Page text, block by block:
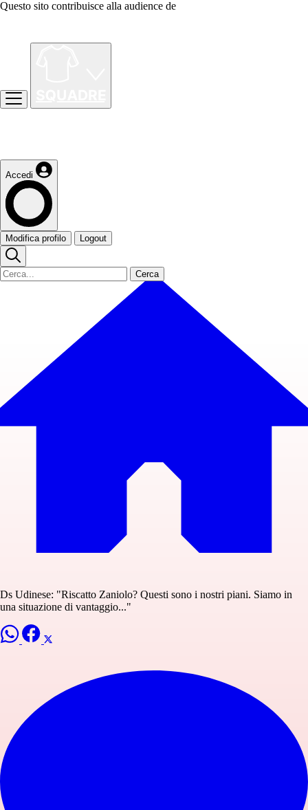
Questo sito contribuisce alla audience de
Accedi
Modifica profilo Logout
Cerca
Ds Udinese: "Riscatto Zaniolo? Questi sono i nostri piani. Siamo in
una situazione di vantaggio..."